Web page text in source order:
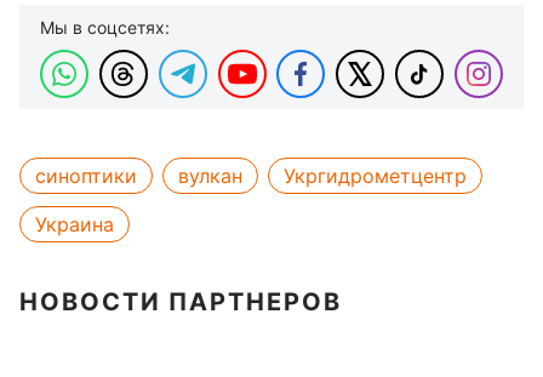
Мы в соцсетях:
синоптики вулкан
Укргидрометцентр
Украина
НОВОСТИ ПАРТНЕРОВ